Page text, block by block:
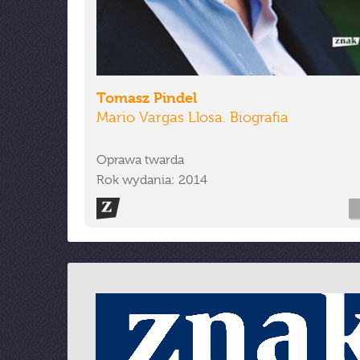
Tomasz Pindel
Mario Vargas Llosa. Biografia
Oprawa twarda
Rok wydania: 2014